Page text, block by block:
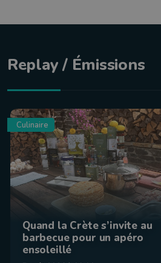
Replay / Émissions
Culinaire
Quand la Crète s’invite au
barbecue pour un apéro
ensoleillé